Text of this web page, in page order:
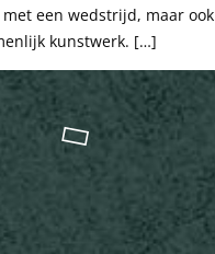
een wedstrijd, maar
kunstwerk. […]